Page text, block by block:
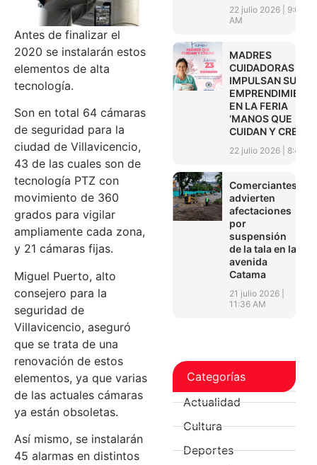
Antes de finalizar el
2020 se instalarán estos
elementos de alta
tecnología.
Son en total 64 cámaras
de seguridad para la
ciudad de Villavicencio,
43 de las cuales son de
tecnología PTZ con
movimiento de 360
grados para vigilar
ampliamente cada zona,
y 21 cámaras fijas.
Miguel Puerto, alto
consejero para la
seguridad de
Villavicencio, aseguró
que se trata de una
renovación de estos
elementos, ya que varias
de las actuales cámaras
ya están obsoletas.
Así mismo, se instalarán
45 alarmas en distintos
22 julio 2026
9:01
AM
MADRES
CUIDADORAS
IMPULSAN SUS
EN LA FERIA
‘MANOS QUE
CUIDAN Y CREAN’
22 julio 2026 8:45
Comerciantes
advierten
afectaciones
por
suspensión
de la tala en la
avenida
Catama
21 julio 2026
11:36 AM
Categorías
Actualidad
Cultura
Deportes